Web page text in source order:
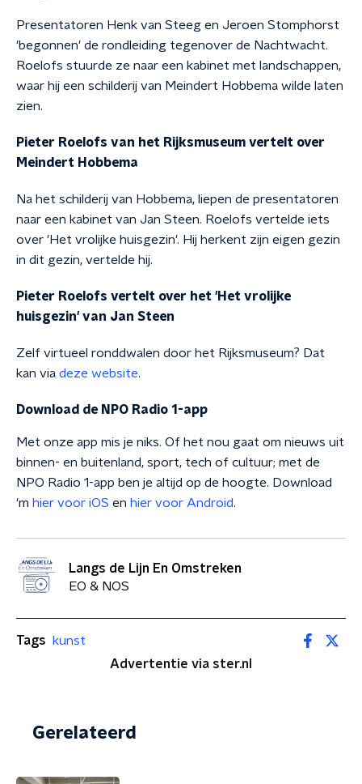
Presentatoren Henk van Steeg en Jeroen Stomphorst
'begonnen' de rondleiding tegenover de Nachtwacht.
Roelofs stuurde ze naar een kabinet met landschappen,
waar hij een schilderij van Meindert Hobbema wilde laten
zien.
Pieter Roelofs van het Rijksmuseum vertelt over
Meindert Hobbema
Na het schilderij van Hobbema, liepen de presentatoren
naar een kabinet van Jan Steen. Roelofs vertelde iets
over 'Het vrolijke huisgezin'. Hij herkent zijn eigen gezin
in dit gezin, vertelde hij.
Pieter Roelofs vertelt over het 'Het vrolijke
huisgezin' van Jan Steen
Zelf virtueel ronddwalen door het Rijksmuseum? Dat
kan via deze website.
Download de NPO Radio 1-app
Met onze app mis je niks. Of het nou gaat om nieuws uit
binnen- en buitenland, sport, tech of cultuur; met de
NPO Radio 1-app ben je altijd op de hoogte. Download
'm hier voor iOS en hier voor Android.
Langs de Lijn En Omstreken
EO & NOS
Tags kunst
Advertentie via ster.nl
Gerelateerd